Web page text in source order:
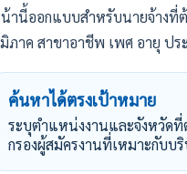
านี้ออกแบบสำหรับนายจ้างที่
ภาค สาขาอาชีพ เพศ อายุ ปร
ค้นหาได้ตรงเป้าหมาย
ระบุตำแหน่งงานและจังหวัดที่
กรองผู้สมัครงานที่เหมาะกับบ